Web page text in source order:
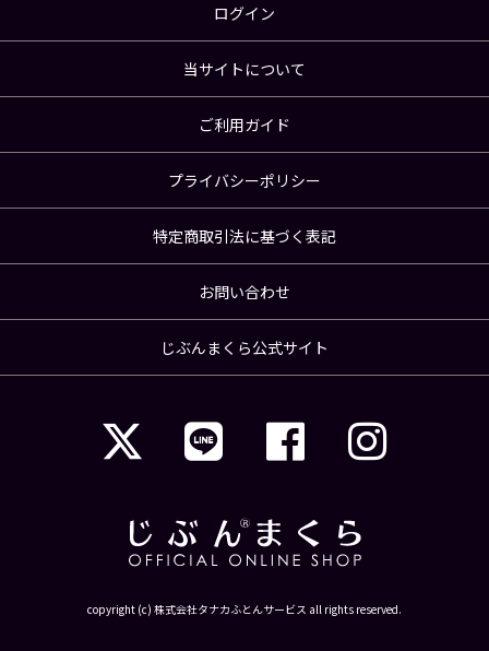
ログイン
当サイトについて
ご利用ガイド
プライバシーポリシー
特定商取引法に基づく表記
お問い合わせ
じぶんまくら公式サイト
copyright (c) 株式会社タナカふとんサービス all rights reserved.